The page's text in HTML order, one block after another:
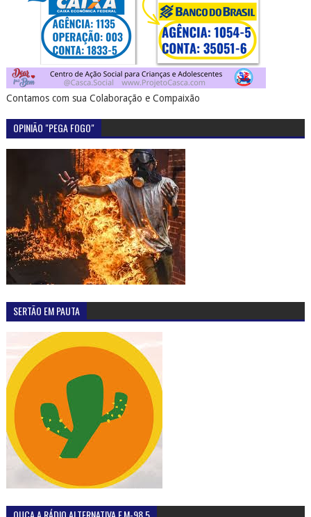
Contamos com sua Colaboração e Compaixão
OPINIÃO "PEGA FOGO"
SERTÃO EM PAUTA